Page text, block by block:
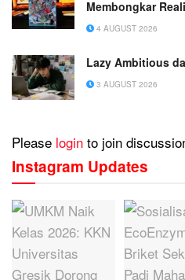
Membongkar
4 AUGUST 2026
Lazy Ambitious
3 AUGUST 2026
Please login to join
Instagram Updates